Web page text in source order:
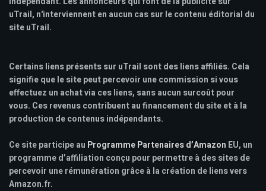
uTrail, n'interviennent en aucun cas sur le contenu éditorial du
site uTrail.
Certains liens présents sur uTrail sont des liens affiliés. Cela
signifie que le site peut percevoir une commission si vous
effectuez un achat via ces liens, sans aucun surcoût pour
vous. Ces revenus contribuent au financement du site et à la
production de contenus indépendants.
Ce site participe au Programme Partenaires d’Amazon EU, un
programme d’affiliation conçu pour permettre à des sites de
percevoir une rémunération grâce à la création de liens vers
Amazon.fr.